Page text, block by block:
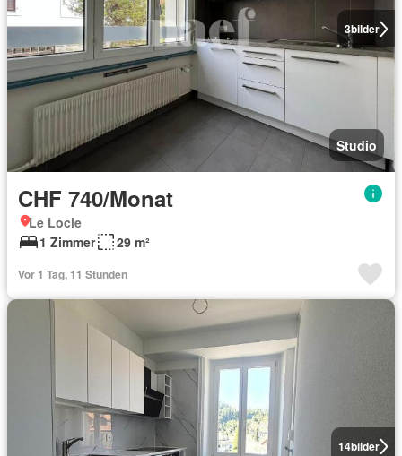
3bilder
Studio
CHF 740/Monat
Le Locle
1 Zimmer
29 m²
Vor 1 Tag, 11 Stunden
14bilder